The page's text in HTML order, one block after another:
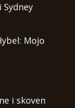
Sydney
Mojo
i skoven